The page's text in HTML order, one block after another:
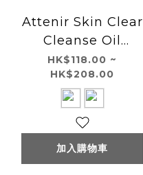
Attenir Skin Clear
Cleanse Oil
(Aroma) 皇牌卸妝油-
柑橘香氣
HK$118.00 ~
HK$208.00
加入購物車